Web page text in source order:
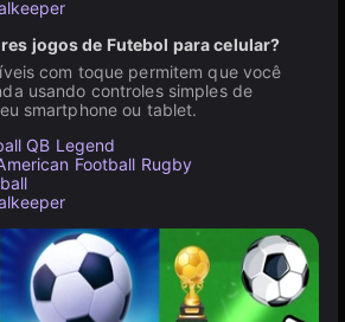
jogos de Futebol para celular?
com toque permitem que você
usando controles simples de
smartphone ou tablet.
QB Legend
Football Rugby